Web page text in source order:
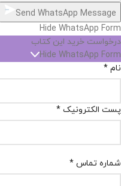
Send WhatsApp Message
Hide WhatsApp Form
درخواست خرید این کتاب
Hide WhatsApp Form
نام *
پست الکترونیک *
شماره تماس *